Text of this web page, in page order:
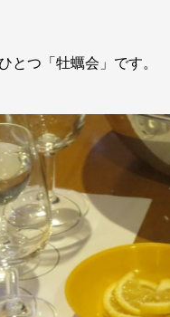
とつ「牡蠣会」です。